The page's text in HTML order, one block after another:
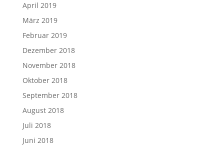
April 2019
März 2019
Februar 2019
Dezember 2018
November 2018
Oktober 2018
September 2018
August 2018
Juli 2018
Juni 2018